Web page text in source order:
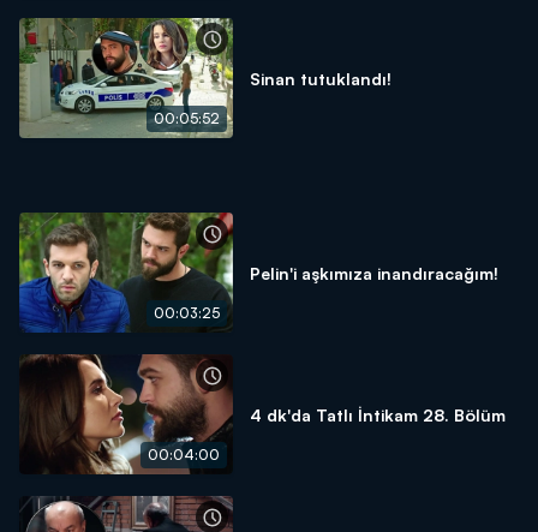
00:05:52
Sinan tutuklandı!
00:03:25
Pelin'i aşkımıza inandıracağım!
00:04:00
4 dk'da Tatlı İntikam 28. Bölüm